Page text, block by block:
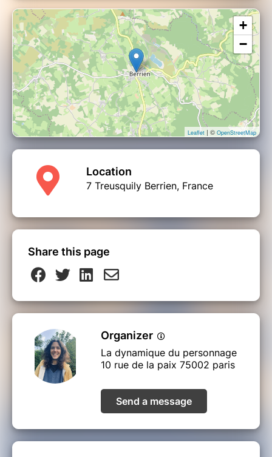
+
−
Leaflet | © OpenStreetMap
Location
7 Treusquily Berrien, France
Share this page
Organizer
La dynamique du personnage
10 rue de la paix 75002 paris
Send a message